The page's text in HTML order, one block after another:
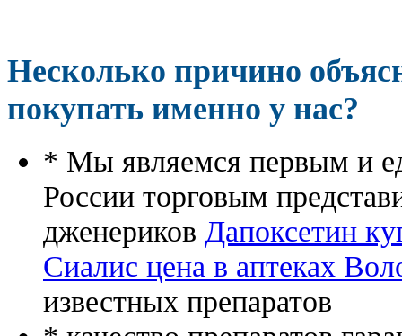
Несколько причино
покупать именно у нас?
* Мы являемся первым и
России торговым
дженериков Дапоксетин
Сиалис цена в аптеках
известных препаратов